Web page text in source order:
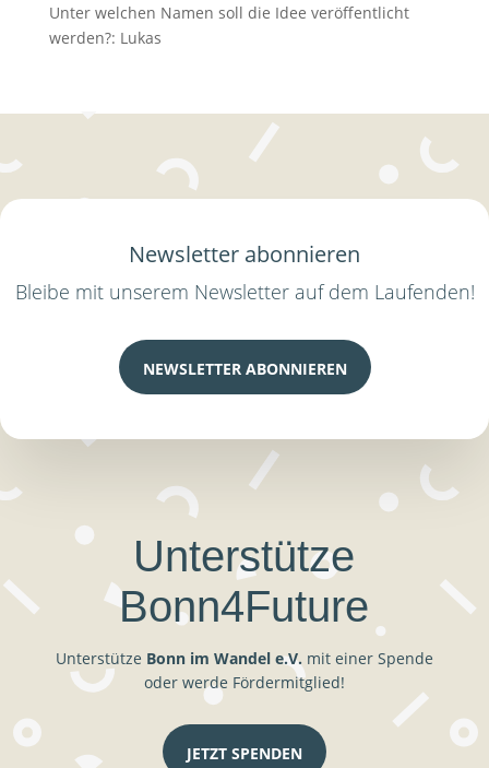
Unter welchen Namen soll die Idee veröffentlicht
werden?: Lukas
Newsletter abonnieren
Bleibe mit unserem Newsletter auf dem Laufenden!
NEWSLETTER ABONNIEREN
Unterstütze
Bonn4Future
Unterstütze Bonn im Wandel e.V. mit einer Spende
oder werde Fördermitglied!
JETZT SPENDEN